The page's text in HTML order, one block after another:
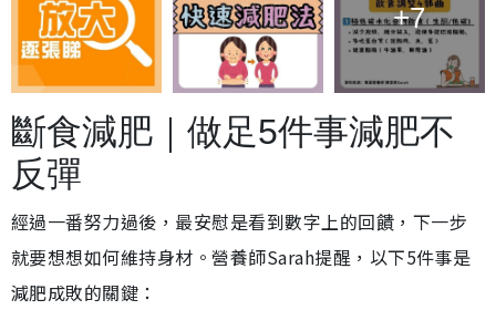
+7
斷食減肥｜做足5件事減肥不
反彈
經過一番努力過後，最安慰是看到數字上的回饋，下一步
就要想想如何維持身材。營養師Sarah提醒，以下5件事是
減肥成敗的關鍵：